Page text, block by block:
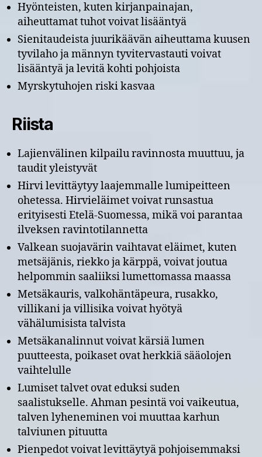
Hyönteisten, kuten kirjanpainajan,
aiheuttamat tuhot voivat lisääntyä
Sienitaudeista juurikäävän aiheuttama kuusen
tyvilaho ja männyn tyvitervastauti voivat
lisääntyä ja levitä kohti pohjoista
Myrskytuhojen riski kasvaa
Riista
Lajienvälinen kilpailu ravinnosta muuttuu, ja
taudit yleistyvät
Hirvi levittäytyy laajemmalle lumipeitteen
ohetessa. Hirvieläimet voivat runsastua
erityisesti Etelä-Suomessa, mikä voi parantaa
ilveksen ravintotilannetta
Valkean suojavärin vaihtavat eläimet, kuten
metsäjänis, riekko ja kärppä, voivat joutua
helpommin saaliiksi lumettomassa maassa
Metsäkauris, valkohäntäpeura, rusakko,
villikani ja villisika voivat hyötyä
vähälumisista talvista
Metsäkanalinnut voivat kärsiä lumen
puutteesta, poikaset ovat herkkiä sääolojen
vaihtelulle
Lumiset talvet ovat eduksi suden
saalistukselle. Ahman pesintä voi vaikeutua,
talven lyheneminen voi muuttaa karhun
talviunen pituutta
Pienpedot voivat levittäytyä pohjoisemmaksi